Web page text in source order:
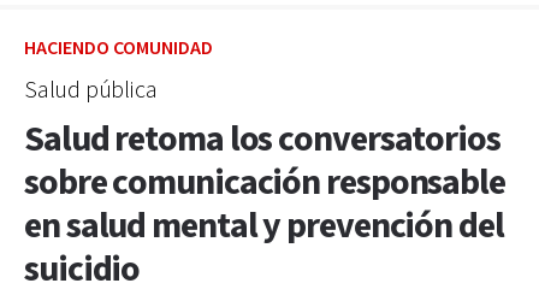
HACIENDO COMUNIDAD
Salud pública
Salud retoma los conversatorios
sobre comunicación responsable
en salud mental y prevención del
suicidio